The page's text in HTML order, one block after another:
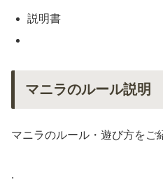
説明書
マニラのルール説明
マニラのルール・遊び方をご
.